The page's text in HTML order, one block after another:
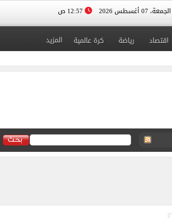
الجمعة، 07 أغسطس 2026
اقتصاد رياضة كرة عالمية المزيد